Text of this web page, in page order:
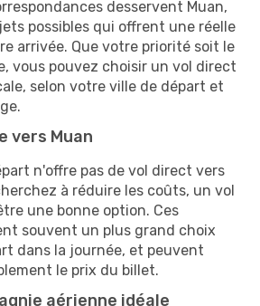
desservent Muan,
possibles qui offrent une réelle
arrivée. Que votre priorité soit le
vous pouvez choisir un vol direct
selon votre ville de départ et
vers Muan
n'offre pas de vol direct vers
à réduire les coûts, un vol
une bonne option. Ces
souvent un plus grand choix
dans la journée, et peuvent
le prix du billet.
aérienne idéale